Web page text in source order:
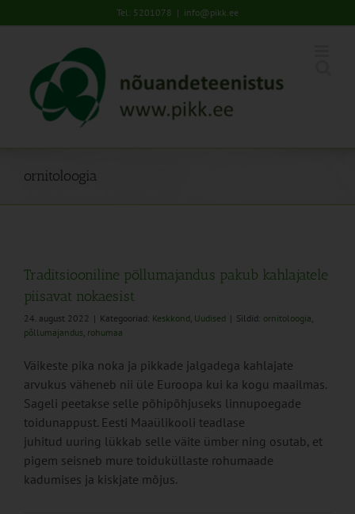
to
Tel: 5201078 | info@pikk.ee
ornitoloogia
Traditsiooniline põllumajandus pakub kahlajatele
piisavat nokaesist
24. august 2022 | Kategooriad: Keskkond, Uudised | Sildid: ornitoloogia,
põllumajandus, rohumaa
Väikeste pika noka ja pikkade jalgadega kahlajate
arvukus väheneb nii üle Euroopa kui ka kogu maailmas.
Sageli peetakse selle põhipõhjuseks linnupoegade
toidunappust. Eesti Maaülikooli teadlase
juhitud uuring lükkab selle väite ümber ning osutab, et
pigem seisneb mure toiduküllaste rohumaade
kadumises ja kiskjate mõjus.